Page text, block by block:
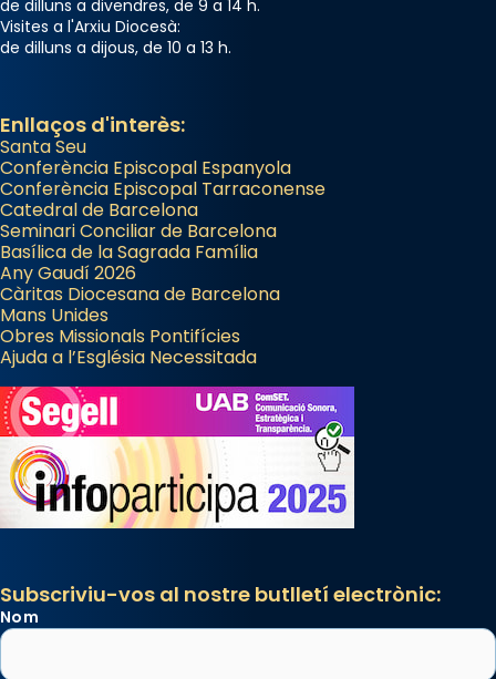
de dilluns a divendres, de 9 a 14 h.
Visites a l'Arxiu Diocesà:
de dilluns a dijous, de 10 a 13 h.
Enllaços d'interès:
Santa Seu
Conferència Episcopal Espanyola
Conferència Episcopal Tarraconense
Catedral de Barcelona
Seminari Conciliar de Barcelona
Basílica de la Sagrada Família
Any Gaudí 2026
Càritas Diocesana de Barcelona
Mans Unides
Obres Missionals Pontifícies
Ajuda a l’Església Necessitada
Subscriviu-vos al nostre butlletí electrònic:
Nom